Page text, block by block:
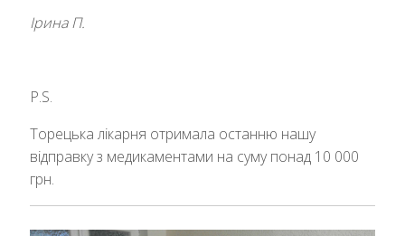
Ірина П.
P.S.
Торецька лікарня отримала останню нашу
відправку з медикаментами на суму понад 10 000
грн.